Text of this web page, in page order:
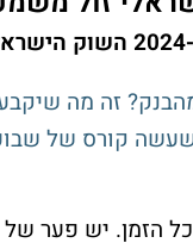
זה מה
שעשה קורס של